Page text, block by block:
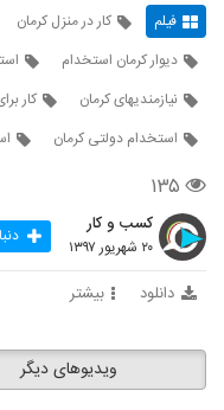
فیلم کار در منزل کرمان
دیوار کرمان استخدام
نیازمندیهای کرمان
کار
استخدام دولتی کرمان
۱۳۵
کسب و کار
۲۰ شهریور ۱۳۹۷
دانلود بیشتر
ویدیوهای دیگر